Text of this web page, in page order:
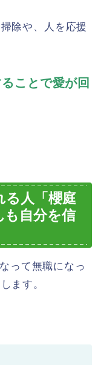
除や、人を応援
ことで愛が回
る人「櫻庭
も自分を信
って無職になっ
ます。